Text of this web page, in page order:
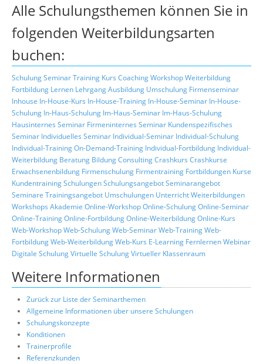
Alle Schulungsthemen können Sie in
folgenden Weiterbildungsarten
buchen:
SchulungSeminarTraining Kurs CoachingWorkshopWeiterbildung
Fortbildung Lernen LehrgangAusbildung Umschulung Firmenseminar
Inhouse In-House-Kurs In-House-Training In-House-Seminar In-House-
Schulung In-Haus-Schulung Im-Haus-Seminar Im-Haus-Schulung
Hausinternes Seminar Firmeninternes Seminar Kundenspezifisches
Seminar Individuelles Seminar Individual-Seminar Individual-Schulung
Individual-TrainingOn-Demand-Training Individual-Fortbildung Individual-
Weiterbildung Beratung BildungConsultingCrashkurs Crashkurse
Erwachsenenbildung Firmenschulung Firmentraining Fortbildungen Kurse
KundentrainingSchulungenSchulungsangebotSeminarangebot
Seminare Trainingsangebot Umschulungen UnterrichtWeiterbildungen
Workshops Akademie Online-WorkshopOnline-SchulungOnline-Seminar
Online-TrainingOnline-FortbildungOnline-WeiterbildungOnline-Kurs
Web-WorkshopWeb-SchulungWeb-SeminarWeb-TrainingWeb-
FortbildungWeb-WeiterbildungWeb-Kurs E-Learning FernlernenWebinar
Digitale SchulungVirtuelle SchulungVirtueller Klassenraum
Weitere Informationen
Zurück zur Liste der Seminarthemen
Allgemeine Informationen über unsere Schulungen
Schulungskonzepte
Konditionen
Trainerprofile
Referenzkunden